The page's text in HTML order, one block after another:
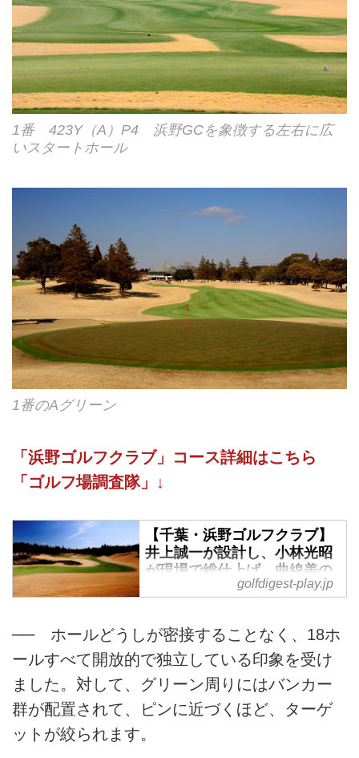
1番 423Y（A）P4 浜野GCを象徴する左右に広
いスタートホール
1番のAグリーン
「浜野ゴルフクラブ」コース詳細はこちら
「ゴルフ場調査隊」↓
【千葉・浜野ゴルフクラブ】
井上誠一が設計し、小林光昭
が現場で総仕上げ。曲線美の
罠! - ゴルフへ行こうWEB by
今年のゴールデンウィークに開催
する「パナソニックオープンレデ
ィース」の舞台、「浜野ゴルフク
ラブ」。設計界の匠、井上誠一が
描いた18ホールの図面をもとに、
のあった設計家、小林光昭が引き
golfdigest-play.jp
── ホールどうしが密接することなく、18ホ
ールすべて開放的で独立している印象を受け
ました。対して、グリーン周りにはバンカー
群が配置されて、ピンに近づくほど、ターゲ
ットが絞られます。